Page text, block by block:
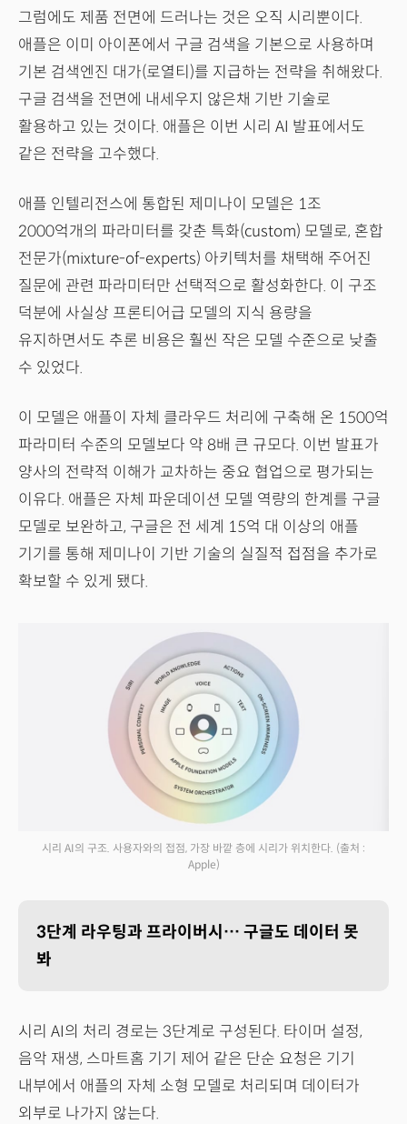
그럼에도 제품 전면에 드러나는 것은 오직 시리뿐이다.
애플은 이미 아이폰에서 구글 검색을 기본으로 사용하며
기본 검색엔진 대가(로열티)를 지급하는 전략을 취해왔다.
구글 검색을 전면에 내세우지 않은채 기반 기술로
활용하고 있는 것이다. 애플은 이번 시리 AI 발표에서도
같은 전략을 고수했다.
애플 인텔리전스에 통합된 제미나이 모델은 1조
2000억개의 파라미터를 갖춘 특화(custom) 모델로, 혼합
전문가(mixture-of-experts) 아키텍처를 채택해 주어진
질문에 관련 파라미터만 선택적으로 활성화한다. 이 구조
덕분에 사실상 프론티어급 모델의 지식 용량을
유지하면서도 추론 비용은 훨씬 작은 모델 수준으로 낮출
수 있었다.
이 모델은 애플이 자체 클라우드 처리에 구축해 온 1500억
파라미터 수준의 모델보다 약 8배 큰 규모다. 이번 발표가
양사의 전략적 이해가 교차하는 중요 협업으로 평가되는
이유다. 애플은 자체 파운데이션 모델 역량의 한계를 구글
모델로 보완하고, 구글은 전 세계 15억 대 이상의 애플
기기를 통해 제미나이 기반 기술의 실질적 접점을 추가로
확보할 수 있게 됐다.
시리 AI의 구조. 사용자와의 접점, 가장 바깥 층에 시리가 위치한다. (출처 :
Apple)
3단계 라우팅과 프라이버시… 구글도 데이터 못
봐
시리 AI의 처리 경로는 3단계로 구성된다. 타이머 설정,
음악 재생, 스마트홈 기기 제어 같은 단순 요청은 기기
내부에서 애플의 자체 소형 모델로 처리되며 데이터가
외부로 나가지 않는다.